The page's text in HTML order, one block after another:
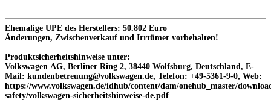
Ehemalige UPE des Herstellers: 50.802 Euro
Änderungen, Zwischenverkauf und Irrtümer vorbehalten!
Produktsicherheitshinweise unter:
Volkswagen AG, Berliner Ring 2, 38440 Wolfsburg, Deutschland, E-
Mail: kundenbetreuung@volkswagen.de, Telefon: +49-5361-9-0, Web:
https://www.volkswagen.de/idhub/content/dam/onehub_master/
safety/volkswagen-sicherheitshinweise-de.pdf